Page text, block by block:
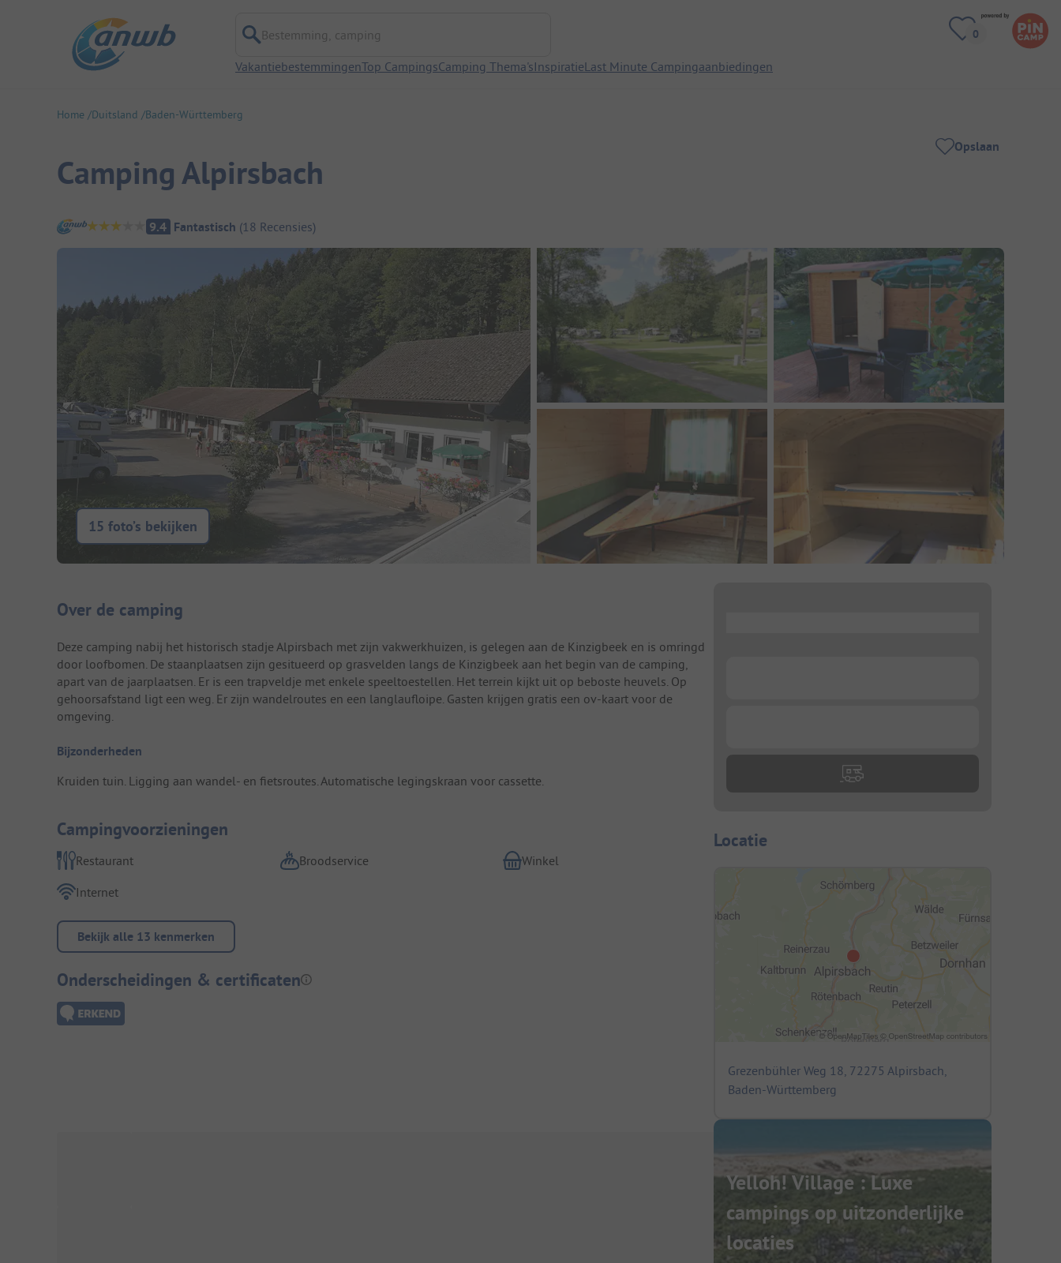
Bestemming, camping
VakantiebestemmingenTop CampingsCamping Thema'sInspiratieLast Minute Campingaanbiedingen
Home Duitsland Baden-Württemberg
Camping Alpirsbach
Opslaan
Camping overzicht
9.4 Fantastisch (18 Recensies)
15 foto’s bekijken
Camping introductie
Over de camping
Deze camping nabij het historisch stadje Alpirsbach met zijn vakwerkhuizen, is gelegen aan de Kinzigbeek en is omringd
door loofbomen. De staanplaatsen zijn gesitueerd op grasvelden langs de Kinzigbeek aan het begin van de camping,
apart van de jaarplaatsen. Er is een trapveldje met enkele speeltoestellen. Het terrein kijkt uit op beboste heuvels. Op
gehoorsafstand ligt een weg. Er zijn wandelroutes en een langlaufloipe. Gasten krijgen gratis een ov-kaart voor de
omgeving.
Bijzonderheden
Kruiden tuin. Ligging aan wandel- en fietsroutes. Automatische legingskraan voor cassette.
Campingvoorzieningen
Restaurant Broodservice
Winkel
Internet
Bekijk alle 13 kenmerken
Onderscheidingen & certificaten
Locatie
Grezenbühler Weg 18, 72275 Alpirsbach,
Baden-Württemberg
Yelloh! Village : Luxe
campings op uitzonderlijke
locaties